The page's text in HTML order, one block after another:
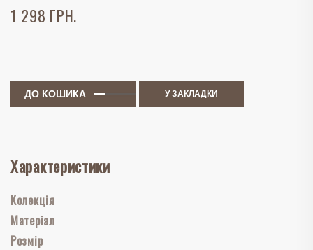
1 298 ГРН.
ДО КОШИКА У ЗАКЛАДКИ
Характеристики
Колекція
Матеріал
Розмір